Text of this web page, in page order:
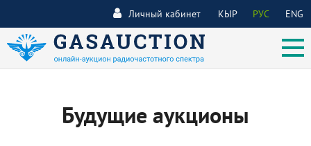
КЫР РУС ENG
Личный кабинет
Будущие аукционы